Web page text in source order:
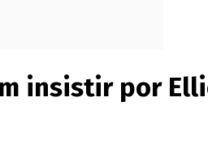
insistir por